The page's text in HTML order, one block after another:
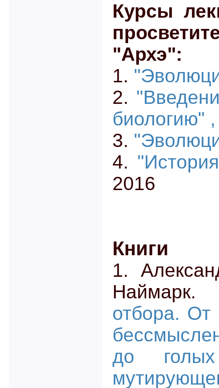
Курсы
"Архэ":
1.
2.
биологию" ,
3.
4.
2016
Книги
1.
отбора. От
до